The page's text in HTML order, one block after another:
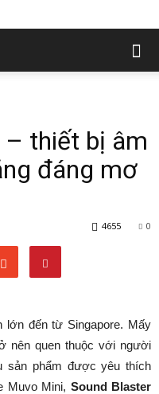
– thiết bị âm
đáng mơ
0
4655
lớn đến từ Singapore. Mấy
nên quen thuộc với người
sản phẩm được yêu thích
Muvo Mini, Sound Blaster